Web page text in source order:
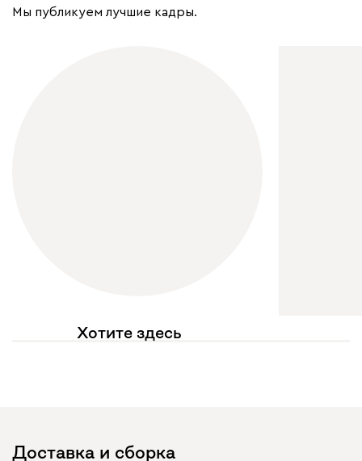
Мы публикуем лучшие кадры.
Хотите здесь
Доставка и сборка